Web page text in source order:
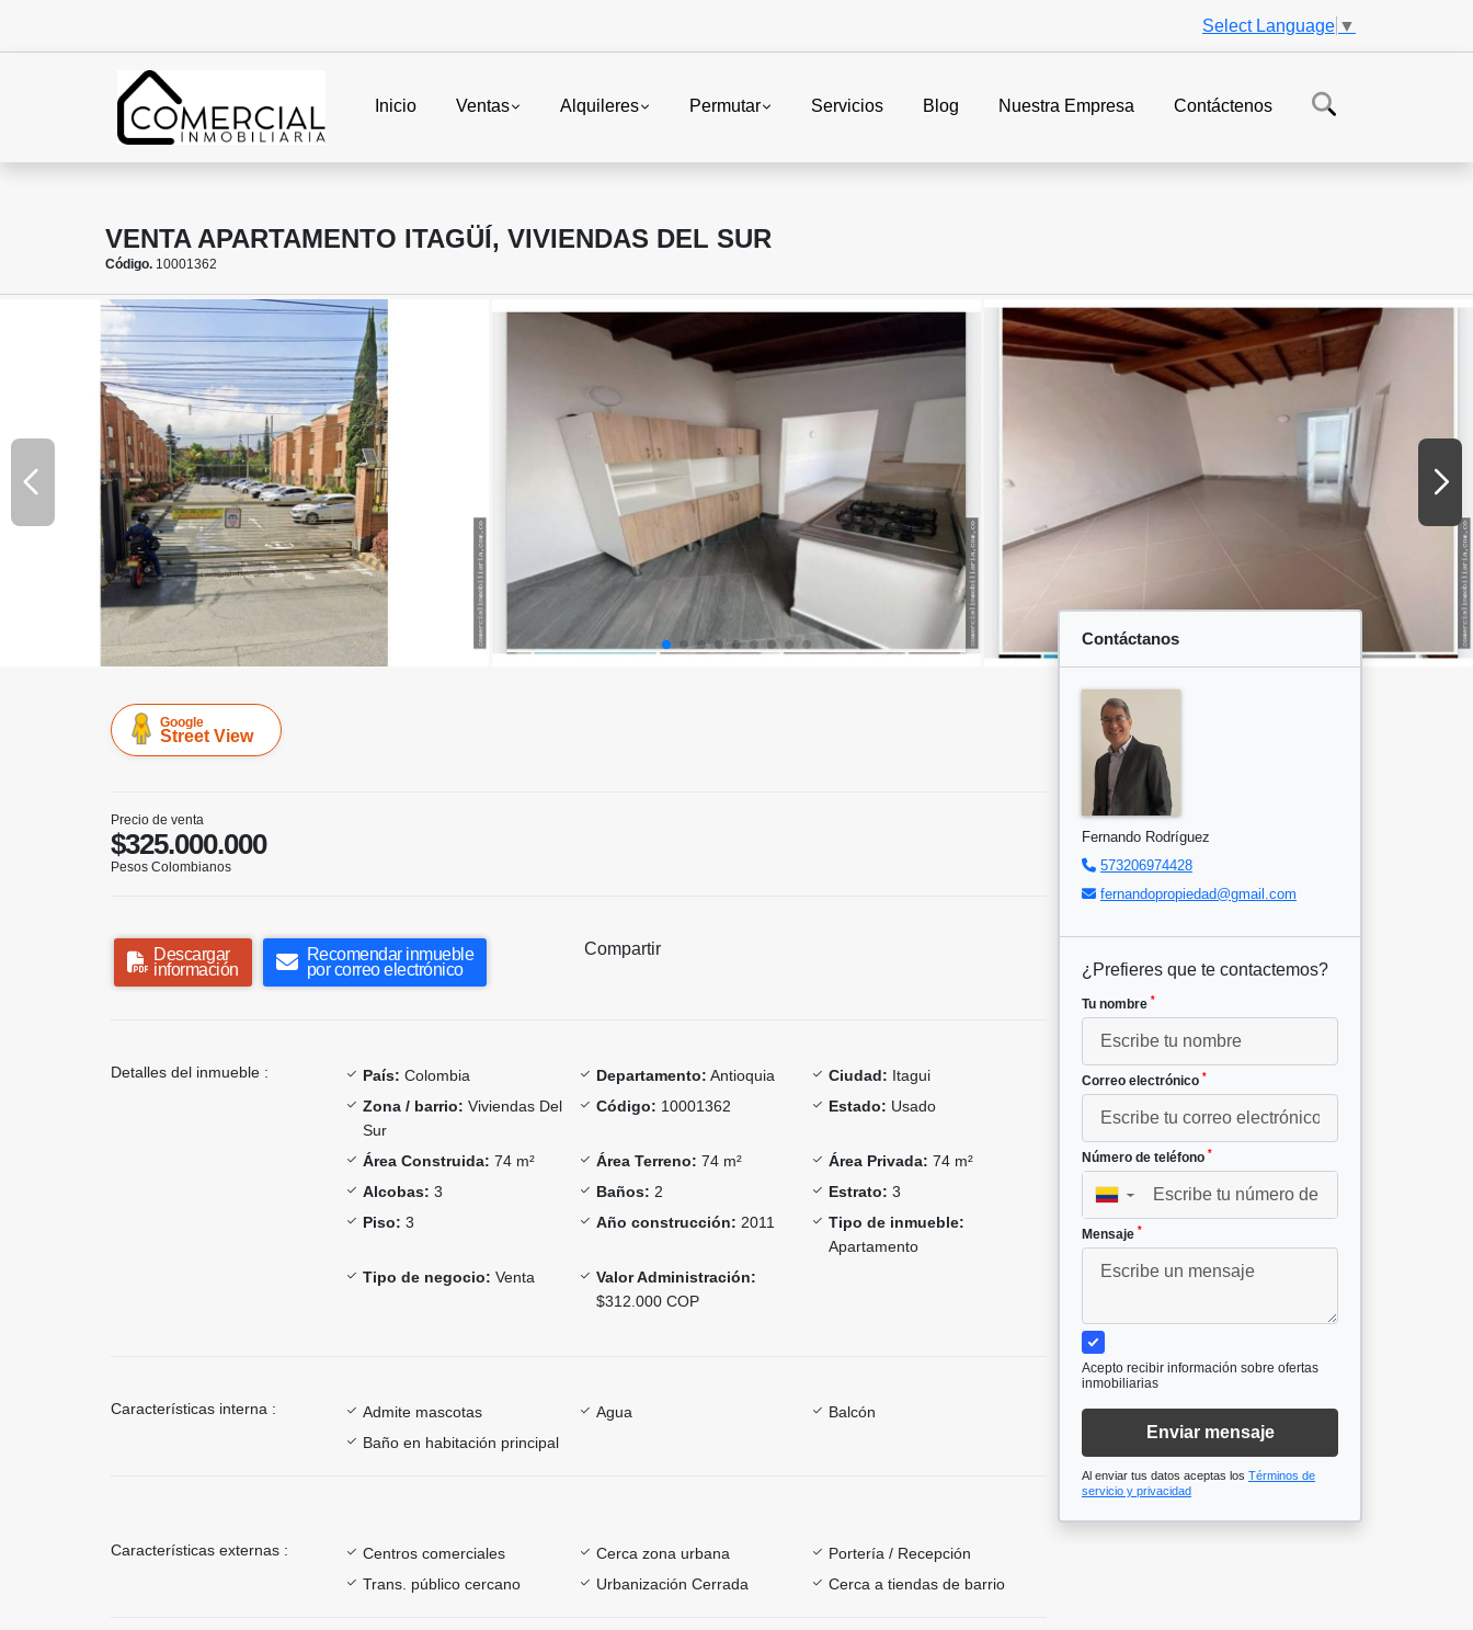
Select Language ▼
Inicio Ventas Alquileres Permutar Servicios Blog Nuestra Empresa Contáctenos
VENTA APARTAMENTO ITAGÜÍ, VIVIENDAS DEL SUR
Código. 10001362
Google
Street View
Precio de venta
$325.000.000
Pesos Colombianos
Descargar
información
Recomendar inmueble
por correo electrónico
Compartir
Detalles del inmueble : País: Colombia Departamento: Antioquia Ciudad: Itagui
Zona / barrio: Viviendas Del
Sur
Código: 10001362 Estado: Usado
Área Construida: 74 m² Área Terreno: 74 m² Área Privada: 74 m²
Alcobas: 3 Baños: 2 Estrato: 3
Piso: 3 Año construcción: 2011
Tipo de inmueble:
Apartamento
Tipo de negocio: Venta
Valor Administración:
$312.000 COP
Características interna : Admite mascotas Agua
Balcón
Baño en habitación principal
Características externas : Centros comerciales Cerca zona urbana
Portería / Recepción
Trans. público cercano
Urbanización Cerrada Cerca a tiendas de barrio
Contáctanos
Fernando Rodríguez
573206974428
fernandopropiedad@gmail.com
¿Prefieres que te contactemos?
Tu nombre *
Correo electrónico *
Número de teléfono *
▼
Mensaje *
Acepto recibir información sobre ofertas
inmobiliarias
Enviar mensaje
Al enviar tus datos aceptas los Términos de
servicio y privacidad